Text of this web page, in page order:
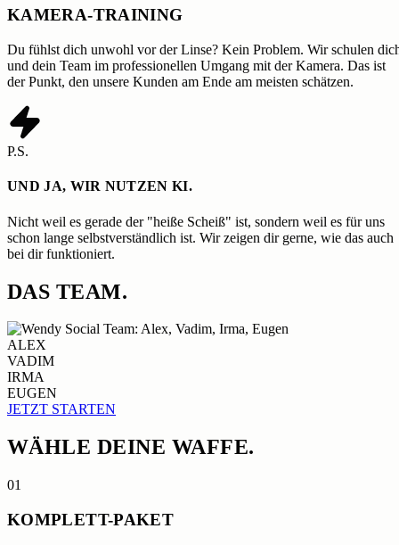
KAMERA-TRAINING
Du fühlst dich unwohl vor der Linse? Kein Problem. Wir schulen
und dein Team im professionellen Umgang mit der Kamera. Das ist
der Punkt, den unsere Kunden am Ende am meisten schätzen.
P.S.
UND JA, WIR NUTZEN KI.
Nicht weil es gerade der "heiße Scheiß" ist, sondern weil es für uns
schon lange selbstverständlich ist. Wir zeigen dir gerne, wie das auch
bei dir funktioniert.
DAS TEAM.
ALEX
VADIM
IRMA
EUGEN
JETZT STARTEN
WÄHLE DEINE WAFFE.
01
KOMPLETT-PAKET